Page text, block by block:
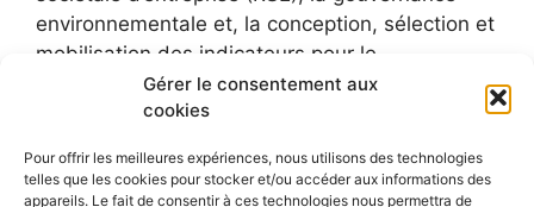
Gérer le consentement aux
cookies
Pour offrir les meilleures expériences, nous utilisons des technologies
telles que les cookies pour stocker et/ou accéder aux informations des
appareils. Le fait de consentir à ces technologies nous permettra de
environnementale et, la conception, sélection et
mobilisation des indicateurs pour le
développement durable.